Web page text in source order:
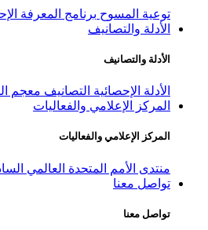
توعية المسوح برنامج المعرفة
الأدلة والتصانيف
الأدلة والتصانيف
الأدلة الإحصائية التصانيف معجم
المركز الإعلامي والفعاليات
المركز الإعلامي والفعاليات
منتدى الأمم المتحدة العالمي السادس
تواصل معنا
تواصل معنا